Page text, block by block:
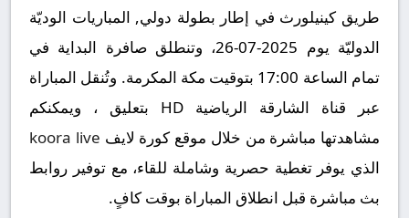
طريق كينيلورث في إطار بطولة دولي, المباريات الوديّة
الدوليّة يوم 2025-07-26، وتنطلق صافرة البداية في
تمام الساعة 17:00 بتوقيت مكة المكرمة. وتُنقل المباراة
عبر قناة الشارقة الریاضية HD بتعليق ، ويمكنكم
مشاهدتها مباشرة من خلال موقع كورة لايف koora live
الذي يوفر تغطية حصرية وشاملة للقاء، مع توفير روابط
بث مباشرة قبل انطلاق المباراة بوقت كافٍ.